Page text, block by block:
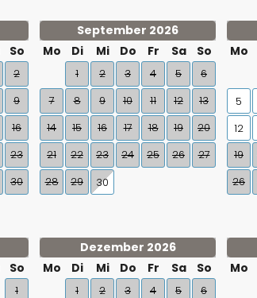
So
2
9
16
23
30
September 2026
Mo
Di Mi Do Fr Sa So
1 2 3 4 5
6
7
8 9 10 11 12
13
14
15 16 17 18 19
20
21
22 23 24 25 26
27
28
29 30
Mo
5
12
19
26
So
1
Dezember 2026
Mo
Di Mi Do Fr Sa So
1 2 3 4 5
6
Mo